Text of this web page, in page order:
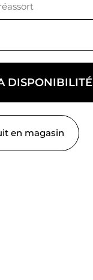
DISPONIBILITÉ
en magasin